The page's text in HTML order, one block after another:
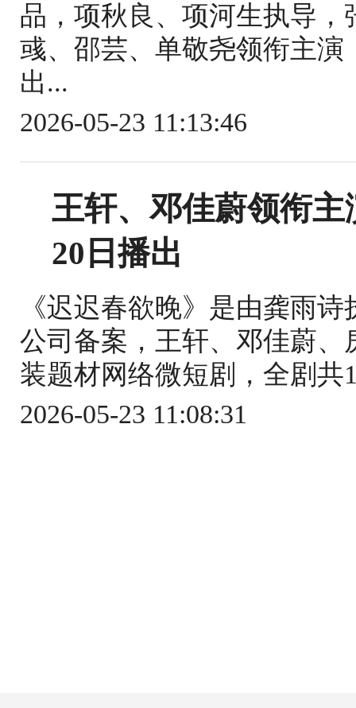
品，项秋良、项河生执导
彧、邵芸、单敬尧领衔主
出...
2026-05-23 11:13:46
王轩、邓佳蔚领衔
20日播出
《迟迟春欲晚》是由龚雨
公司备案，王轩、邓佳蔚
装题材网络微短剧，全剧共
2026-05-23 11:08:31